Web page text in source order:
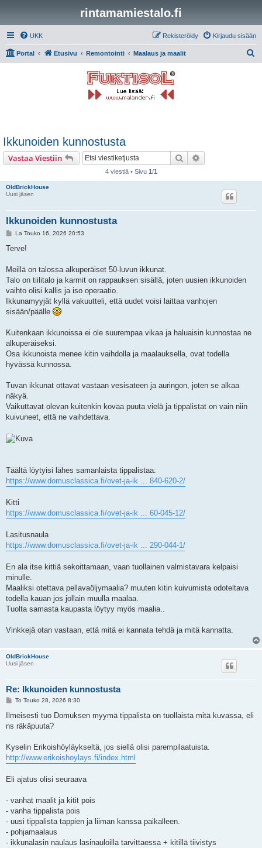
rintamamiestalo.fi
UKK Kirjaudu sisään
Rekisteröidy
Portal Etusivu Remontointi Maalaus ja maalit
Ikkunoiden kunnostusta
Vastaa Viestiin Etsi
4 viestiä • Sivu 1/1
OldBrickHouse
Uusi jäsen
Ikkunoiden kunnostusta
V
e
i
La Touko 16, 2026 20:53
Terve!
Meillä on talossa alkuperäiset 50-luvun ikkunat.
Talo on tiilitalo ja karmit on rappauksen sisällä, joten uusien ikkunoiden
vaihto olisi kallis ja iso operaatio.
Ikkunamyyjät kyllä vakuutteli, että uudet voisi laittaa vanhojen
sisään/päälle
Kuitenkaan ikkunoissa ei ole suurempaa vikaa ja haluaisin kunnostaa ne
alkuperäiseksi.
Osa ikkunoista menee kitin vaihdolla ja maalauksella, ovat todella
hyvässä kunnossa.
Tuvan ikkunat ottavat vastaan vesisateen ja auringon, joten se alkaa
näkyä.
Vaikuttavat olevan kuitenkin kovaa puuta vielä ja tippalistat on vain niin
kuivuneet, että ne vaihdettava.
Täältä löytyisi lähes samanlaista tippalistaa:
https://www.domusclassica.fi/ovet-ja-ik ... 840-620-2/
Kitti
https://www.domusclassica.fi/ovet-ja-ik ... 60-045-12/
Lasitusnaula
https://www.domusclassica.fi/ovet-ja-ik ... 290-044-1/
En ala itse kittiä sekoittamaan, vaan tuollainen valmistavara kelpaisi
minulle.
Maaliksi otettava pellavaöljymaalia? muuten kitin kuivumista odoteltava
todella kauan jos jollain muulla maalaa.
Tuolta samasta kaupasta löytyy myös maalia..
Vinkkejä otan vastaan, että mitä ei kannata tehdä ja mitä kannatta.
OldBrickHouse
Uusi jäsen
Re: Ikkunoiden kunnostusta
V
e
t
To Touko 28, 2026 8:30
Ilmeisesti tuo Domuksen myymä tippalista on tuollaista mitä kuvassa, eli
ns räkäpuuta?
Kyselin Erikoishöyläykseltä, jos siellä olisi parempilaatuista.
http://www.erikoishoylays.fi/index.html
Eli ajatus olisi seuraava
- vanhat maalit ja kitit pois
- vanha tippalista pois
- uusi tippalista tappien ja liiman kanssa paikalleen.
- pohjamaalaus
- ikkunalasin naulaus lasinauloilla tarvittaessa + kitillä tiivistys